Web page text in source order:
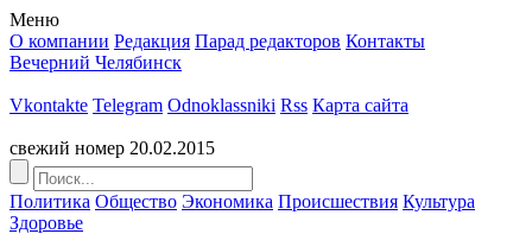
Меню
О компании Редакция Парад редакторов Контакты
Вечерний Челябинск
Vkontakte Telegram Odnoklassniki Rss Карта сайта
свежий номер 20.02.2015
Политика Общество Экономика Происшествия Культура
Здоровье